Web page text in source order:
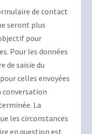
de contact
seront plus
pour
Pour les données
de saisie du
celles envoyées
conversation
La
les circonstances
en question est